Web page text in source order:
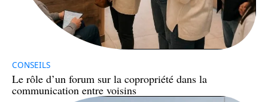
CONSEILS
Le rôle d’un forum sur la copropriété dans la
communication entre voisins